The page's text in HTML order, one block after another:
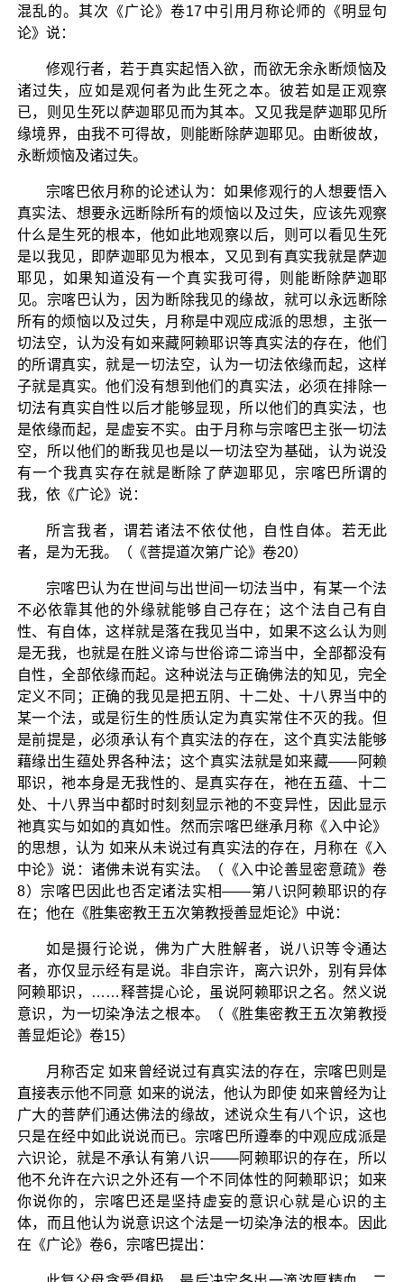
混乱的。其次《广论》卷17中引用月称论师的《明显句
论》说：
修观行者，若于真实起悟入欲，而欲无余永断烦恼及
诸过失，应如是观何者为此生死之本。彼若如是正观察
已，则见生死以萨迦耶见而为其本。又见我是萨迦耶见所
缘境界，由我不可得故，则能断除萨迦耶见。由断彼故，
永断烦恼及诸过失。
宗喀巴依月称的论述认为：如果修观行的人想要悟入
真实法、想要永远断除所有的烦恼以及过失，应该先观察
什么是生死的根本，他如此地观察以后，则可以看见生死
是以我见，即萨迦耶见为根本，又见到有真实我就是萨迦
耶见，如果知道没有一个真实我可得，则能断除萨迦耶
见。宗喀巴认为，因为断除我见的缘故，就可以永远断除
所有的烦恼以及过失，月称是中观应成派的思想，主张一
切法空，认为没有如来藏阿赖耶识等真实法的存在，他们
的所谓真实，就是一切法空，认为一切法依缘而起，这样
子就是真实。他们没有想到他们的真实法，必须在排除一
切法有真实自性以后才能够显现，所以他们的真实法，也
是依缘而起，是虚妄不实。由于月称与宗喀巴主张一切法
空，所以他们的断我见也是以一切法空为基础，认为说没
有一个我真实存在就是断除了萨迦耶见，宗喀巴所谓的
我，依《广论》说：
所言我者，谓若诸法不依仗他，自性自体。若无此
者，是为无我。（《菩提道次第广论》卷20）
宗喀巴认为在世间与出世间一切法当中，有某一个法
不必依靠其他的外缘就能够自己存在；这个法自己有自
性、有自体，这样就是落在我见当中，如果不这么认为则
是无我，也就是在胜义谛与世俗谛二谛当中，全部都没有
自性，全部依缘而起。这种说法与正确佛法的知见，完全
定义不同；正确的我见是把五阴、十二处、十八界当中的
某一个法，或是衍生的性质认定为真实常住不灭的我。但
是前提是，必须承认有个真实法的存在，这个真实法能够
藉缘出生蕴处界各种法；这个真实法就是如来藏——阿赖
耶识，祂本身是无我性的、是真实存在，祂在五蕴、十二
处、十八界当中都时时刻刻显示祂的不变异性，因此显示
祂真实与如如的真如性。然而宗喀巴继承月称《入中论》
的思想，认为 如来从未说过有真实法的存在，月称在《入
中论》说：诸佛未说有实法。（《入中论善显密意疏》卷
8）宗喀巴因此也否定诸法实相——第八识阿赖耶识的存
在；他在《胜集密教王五次第教授善显炬论》中说：
如是摄行论说，佛为广大胜解者，说八识等令通达
者，亦仅显示经有是说。非自宗许，离六识外，别有异体
阿赖耶识，……释菩提心论，虽说阿赖耶识之名。然义说
意识，为一切染净法之根本。（《胜集密教王五次第教授
善显炬论》卷15）
月称否定 如来曾经说过有真实法的存在，宗喀巴则是
直接表示他不同意 如来的说法，他认为即使 如来曾经为让
广大的菩萨们通达佛法的缘故，述说众生有八个识，这也
只是在经中如此说说而已。宗喀巴所遵奉的中观应成派是
六识论，就是不承认有第八识——阿赖耶识的存在，所以
他不允许在六识之外还有一个不同体性的阿赖耶识；如来
你说你的，宗喀巴还是坚持虚妄的意识心就是心识的主
体，而且他认为说意识这个法是一切染净法的根本。因此
在《广论》卷6，宗喀巴提出：